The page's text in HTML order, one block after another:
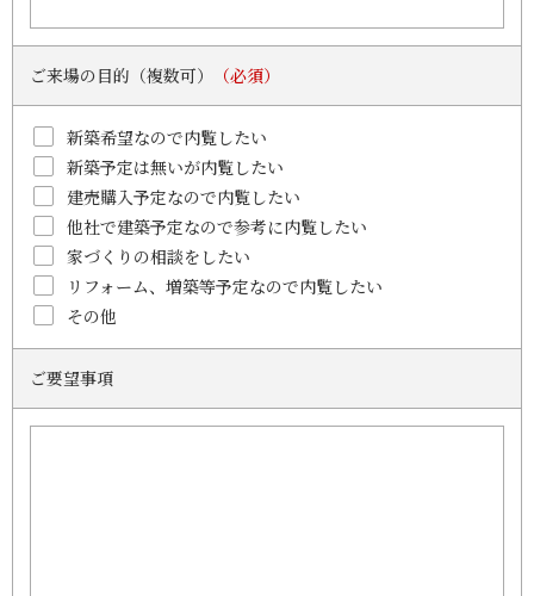
ご来場の目的（複数可） （必須）
新築希望なので内覧したい
新築予定は無いが内覧したい
建売購入予定なので内覧したい
他社で建築予定なので参考に内覧したい
家づくりの相談をしたい
リフォーム、増築等予定なので内覧したい
その他
ご要望事項